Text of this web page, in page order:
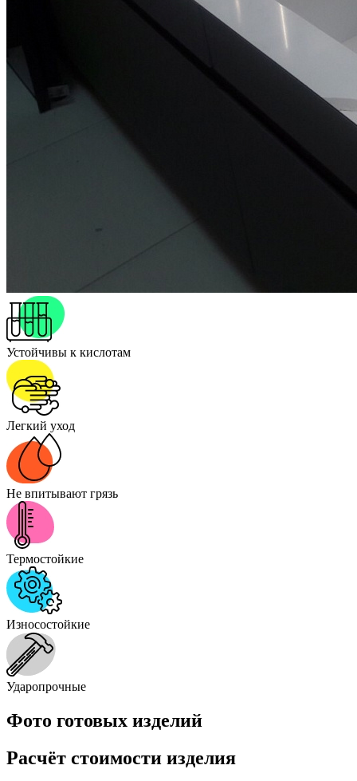
Устойчивы к кислотам
Легкий уход
Не впитывают грязь
Термостойкие
Износостойкие
Ударопрочные
Фото готовых изделий
Расчёт стоимости изделия